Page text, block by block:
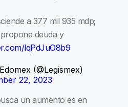
a 377 mil 935 mdp;
deuda y
lqPdJuO8b9
(@Legismex)
22, 2023
un aumento es en